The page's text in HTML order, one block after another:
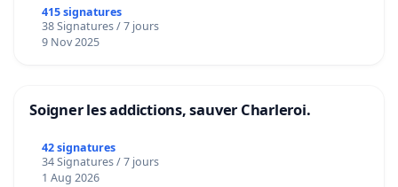
415 signatures
38 Signatures / 7 jours
9 Nov 2025
Soigner les addictions, sauver Charleroi.
42 signatures
34 Signatures / 7 jours
1 Aug 2026